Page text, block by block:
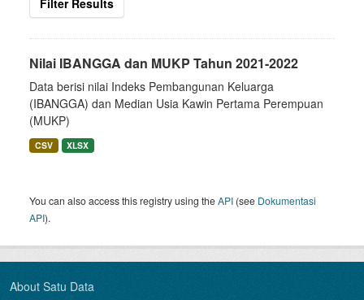
Filter Results
Nilai IBANGGA dan MUKP Tahun 2021-2022
Data berisi nilai Indeks Pembangunan Keluarga
(IBANGGA) dan Median Usia Kawin Pertama Perempuan
(MUKP)
CSV XLSX
You can also access this registry using theAPI (see Dokumentasi
API).
About Satu Data